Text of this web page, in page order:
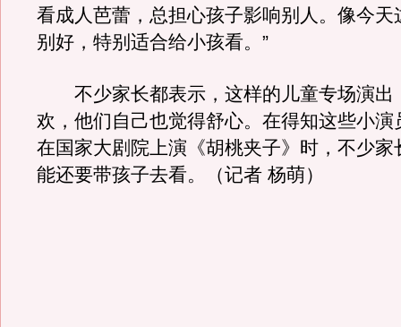
看成人芭蕾，总担心孩子影响别人。像今天
别好，特别适合给小孩看。”
不少家长都表示，这样的儿童专场演出
欢，他们自己也觉得舒心。在得知这些小演
在国家大剧院上演《胡桃夹子》时，不少家
能还要带孩子去看。（记者 杨萌）